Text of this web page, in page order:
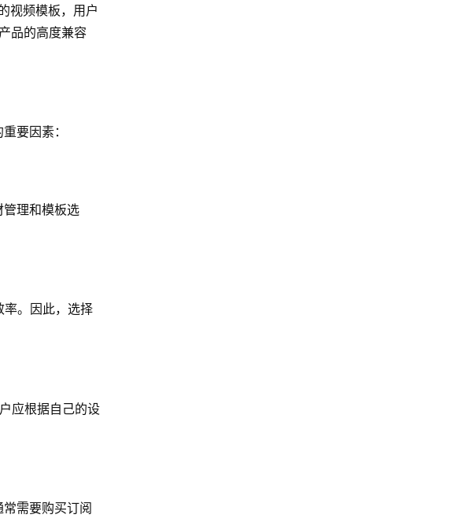
视频模板，用户
品的高度兼容
要因素：
理和模板选
。因此，选择
应根据自己的设
需要购买订阅